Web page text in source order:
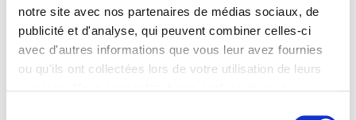
notre site avec nos partenaires de médias sociaux, de
publicité et d'analyse, qui peuvent combiner celles-ci
avec d'autres informations que vous leur avez fournies
ou qu'ils ont collectées lors de votre utilisation de leurs